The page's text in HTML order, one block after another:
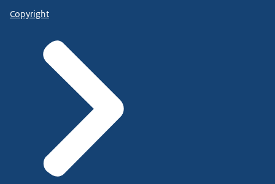
Copyright